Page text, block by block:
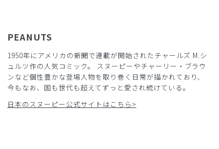
PEANUTS
1950年にアメリカの新聞で連載が開始されたチャールズ M.シ
ュルツ作の人気コミック。 スヌーピーやチャーリー・ブラウ
ンなど個性豊かな登場人物を取り巻く日常が描かれており、
今もなお、国も世代も超えてずっと愛され続けている。
日本のスヌーピー公式サイトはこちら>